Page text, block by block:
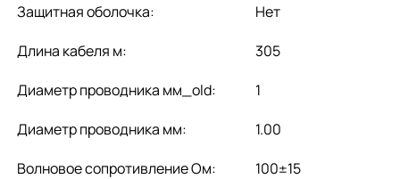
Защитная оболочка:
Нет
Длина кабеля м:
305
Диаметр проводника мм_old:
1
Диаметр проводника мм:
1.00
Волновое сопротивление Ом:
100±15